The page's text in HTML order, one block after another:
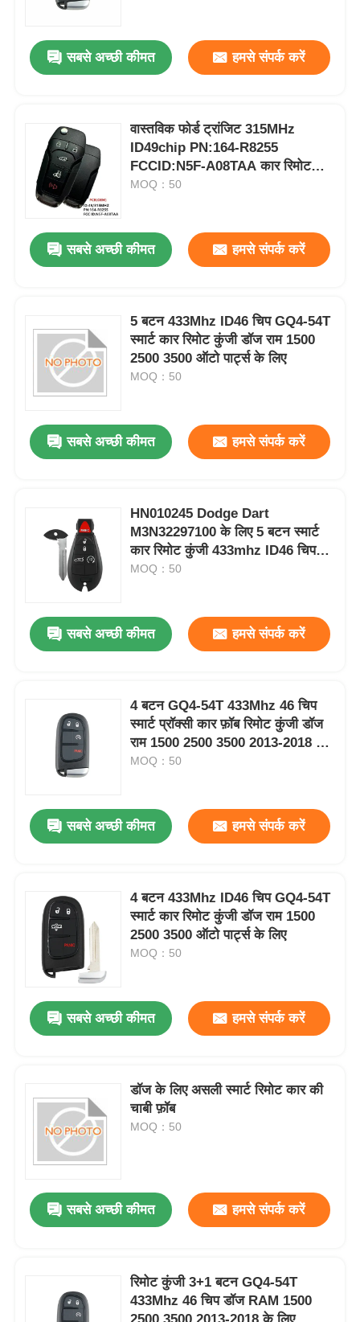
उत्पाद
वीडियो
हमारे बारे में
गुणवत्ता नियंत्रण
हमसे संपर्क करें
समाचार
ऑटो कुंजी
सबसे अच्छी कीमत हमसे संपर्क करें
वास्तविक फोर्ड ट्रांजिट 315MHz
ID49chip PN:164-R8255
FCCID:N5F-A08TAA कार रिमोट
कुंजी
MOQ：50
सबसे अच्छी कीमत हमसे संपर्क करें
5 बटन 433Mhz ID46 चिप GQ4-54T
स्मार्ट कार रिमोट कुंजी डॉज राम 1500
2500 3500 ऑटो पार्ट्स के लिए
MOQ：50
सबसे अच्छी कीमत हमसे संपर्क करें
HN010245 Dodge Dart
M3N32297100 के लिए 5 बटन स्मार्ट
कार रिमोट कुंजी 433mhz ID46 चिप
कीलेस कार कुंजी
MOQ：50
सबसे अच्छी कीमत हमसे संपर्क करें
4 बटन GQ4-54T 433Mhz 46 चिप
स्मार्ट प्रॉक्सी कार फ़ॉब रिमोट कुंजी डॉज
राम 1500 2500 3500 2013-2018 के
लिए
MOQ：50
सबसे अच्छी कीमत हमसे संपर्क करें
4 बटन 433Mhz ID46 चिप GQ4-54T
स्मार्ट कार रिमोट कुंजी डॉज राम 1500
2500 3500 ऑटो पार्ट्स के लिए
MOQ：50
सबसे अच्छी कीमत हमसे संपर्क करें
डॉज के लिए असली स्मार्ट रिमोट कार की
चाबी फ़ॉब
MOQ：50
सबसे अच्छी कीमत हमसे संपर्क करें
रिमोट कुंजी 3+1 बटन GQ4-54T
433Mhz 46 चिप डॉज RAM 1500
2500 3500 2013-2018 के लिए